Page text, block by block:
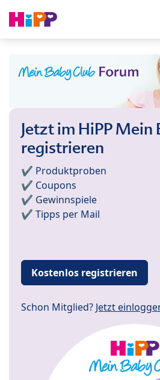
Jetzt im HiPP Mein
registrieren
✔️ Produktproben
✔️ Coupons
✔️ Gewinnspiele
✔️ Tipps per Mail
Kostenlos registrieren
Schon Mitglied? Jetzt